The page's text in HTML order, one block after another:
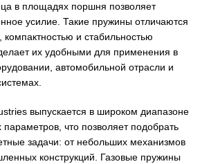
в площадях поршня позволяет
усилие. Такие пружины отличаются
и стабильностью
их удобными для применения в
автомобильной отрасли и
выпускается в широком диапазоне
что позволяет подобрать
задачи: от небольших механизмов
конструкций. Газовые пружины